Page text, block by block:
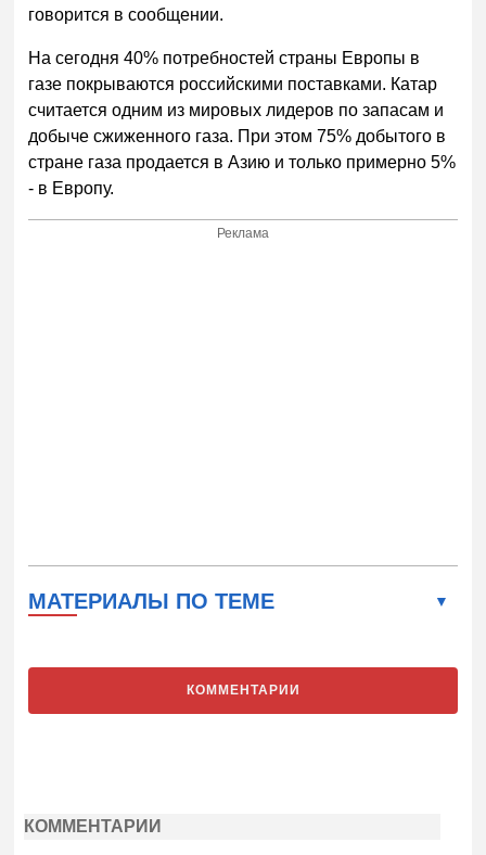
говорится в сообщении.
На сегодня 40% потребностей страны Европы в
газе покрываются российскими поставками. Катар
считается одним из мировых лидеров по запасам и
добыче сжиженного газа. При этом 75% добытого в
стране газа продается в Азию и только примерно 5%
- в Европу.
Реклама
МАТЕРИАЛЫ ПО ТЕМЕ
КОММЕНТАРИИ
КОММЕНТАРИИ